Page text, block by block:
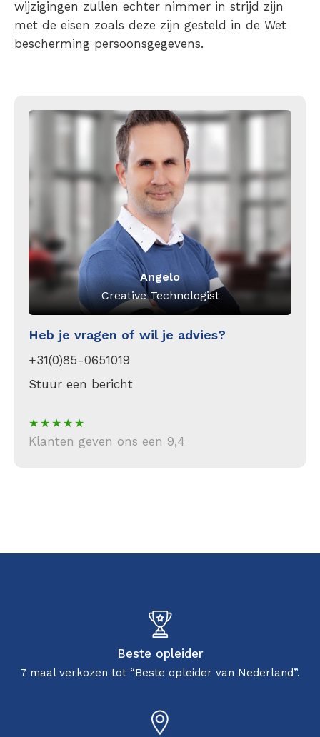
wijzigingen zullen echter nimmer in strijd zijn
met de eisen zoals deze zijn gesteld in de Wet
bescherming persoonsgegevens.
Angelo
Creative Technologist
Heb je vragen of wil je advies?
+31(0)85-0651019
Stuur een bericht
Klanten geven ons een 9,4
Beste opleider
7 maal verkozen tot “Beste opleider van Nederland”.